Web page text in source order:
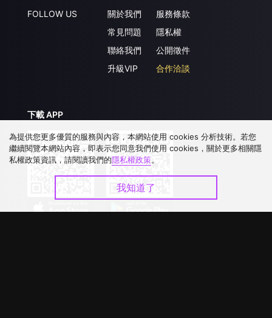
FOLLOW US
關於我們
常見問題
聯絡我們
升級VIP
服務條款
隱私權
公開徵件
合作洽談
下載 APP
為提供您更多優質的服務與內容，本網站使用 cookies 分析技術。若您
繼續閱覽本網站內容，即表示您同意我們使用 cookies，關於更多相關隱
私權政策資訊，請閱讀我們的隱私權政策。
我知道了